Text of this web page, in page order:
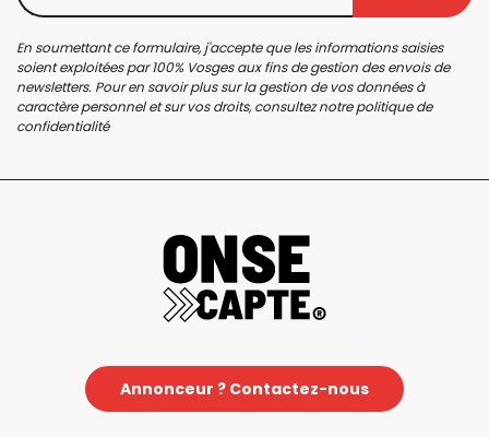
En soumettant ce formulaire, j'accepte que les informations saisies
soient exploitées par 100% Vosges aux fins de gestion des envois de
newsletters. Pour en savoir plus sur la gestion de vos données à
caractère personnel et sur vos droits, consultez notrepolitique de
confidentialité
Annonceur ? Contactez-nous